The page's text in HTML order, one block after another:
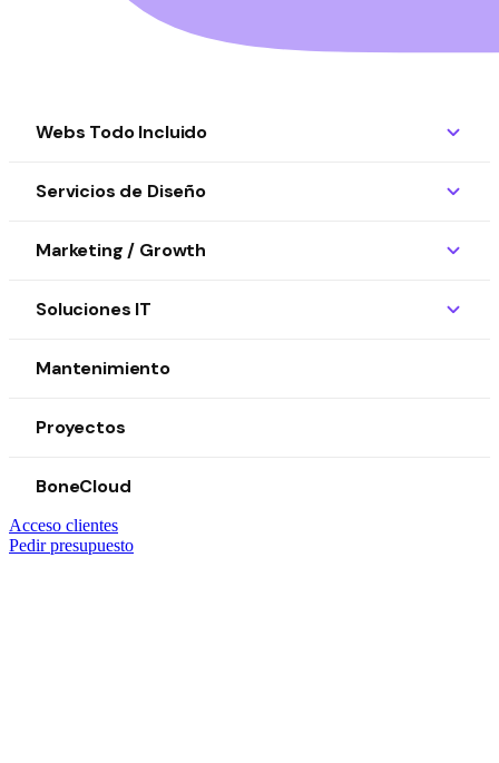
Webs Todo Incluido
Servicios de Diseño
Marketing / Growth
Soluciones IT
Mantenimiento
Proyectos
BoneCloud
Acceso clientes
Pedir presupuesto